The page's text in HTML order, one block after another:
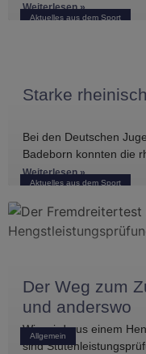
Aktuelles aus dem Sport
Wochenende
Weiterlesen »
Aktuelles aus dem Sport
Starke
Bei den Deutschen
Badeborn konnten die
mehreren vorderen
Koitka erreichte
Weiterlesen »
Allgemein
Der Weg zum
und anderswo
Wie wird aus einem
sind